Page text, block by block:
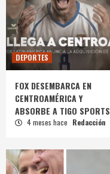
DEPORTES
FOX DESEMBARCA EN
CENTROAMÉRICA Y
ABSORBE A TIGO SPORTS
4 meses hace Redacción